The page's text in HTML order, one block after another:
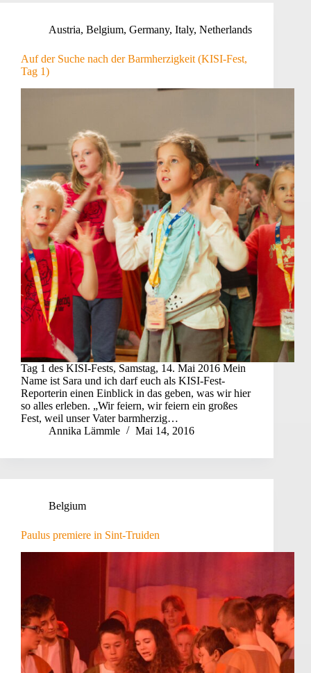
Austria, Belgium, Germany, Italy, Netherlands
Auf der Suche nach der Barmherzigkeit (KISI-Fest,
Tag 1)
Tag 1 des KISI-Fests, Samstag, 14. Mai 2016 Mein
Name ist Sara und ich darf euch als KISI-Fest-
Reporterin einen Einblick in das geben, was wir hier
so alles erleben. „Wir feiern, wir feiern ein großes
Fest, weil unser Vater barmherzig…
Annika Lämmle
Mai 14, 2016
Belgium
Paulus premiere in Sint-Truiden